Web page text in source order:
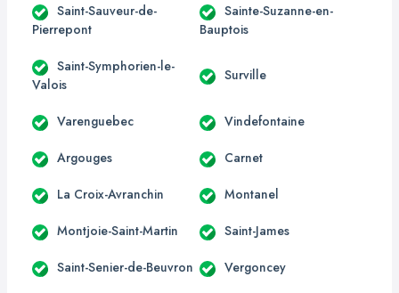
Saint-Sauveur-de-
Pierrepont
Sainte-Suzanne-en-
Bauptois
Saint-Symphorien-le-
Valois
Surville
Varenguebec Vindefontaine
Argouges Carnet
La Croix-Avranchin Montanel
Montjoie-Saint-Martin Saint-James
Saint-Senier-de-Beuvron Vergoncey